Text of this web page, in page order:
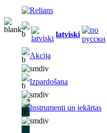
latviski
Akcija
Izpardošana
Instrumenti un iekārtas